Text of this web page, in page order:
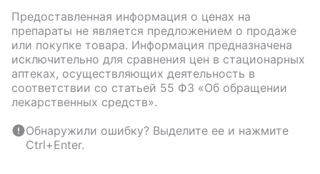
Предоставленная информация о ценах на
препараты не является предложением о продаже
или покупке товара. Информация предназначена
исключительно для сравнения цен в стационарных
аптеках, осуществляющих деятельность в
соответствии со статьей 55 ФЗ «Об обращении
лекарственных средств».
Обнаружили ошибку? Выделите ее и нажмите
Ctrl+Enter.